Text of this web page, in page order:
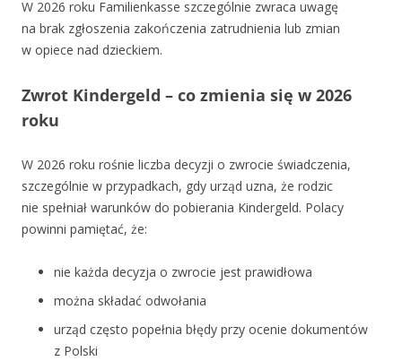
W 2026 roku Familienkasse szczególnie zwraca uwagę
na brak zgłoszenia zakończenia zatrudnienia lub zmian
w opiece nad dzieckiem.
Zwrot Kindergeld – co zmienia się w 2026
roku
W 2026 roku rośnie liczba decyzji o zwrocie świadczenia,
szczególnie w przypadkach, gdy urząd uzna, że rodzic
nie spełniał warunków do pobierania Kindergeld. Polacy
powinni pamiętać, że:
nie każda decyzja o zwrocie jest prawidłowa
można składać odwołania
urząd często popełnia błędy przy ocenie dokumentów
z Polski